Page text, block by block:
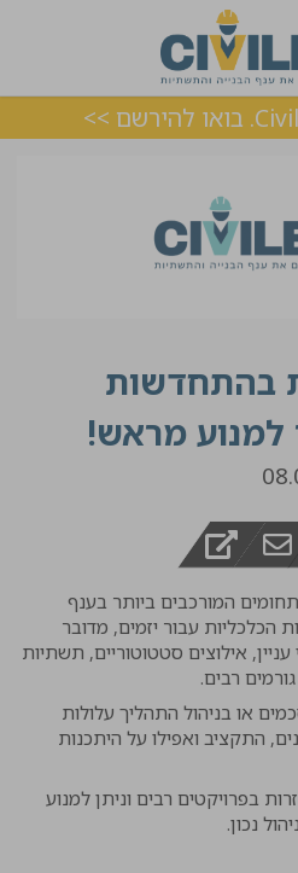
בהתחדשות
למנוע מראש!
המורכבים ביותר בענף
הכלכליות עבור יזמים, מדובר
עניין, אילוצים סטטוטוריים, תשתיות
רבים.
או בניהול התהליך עלולות
התקציב ואפילו על היתכנות
בפרויקטים רבים וניתן למנוע
נכון.